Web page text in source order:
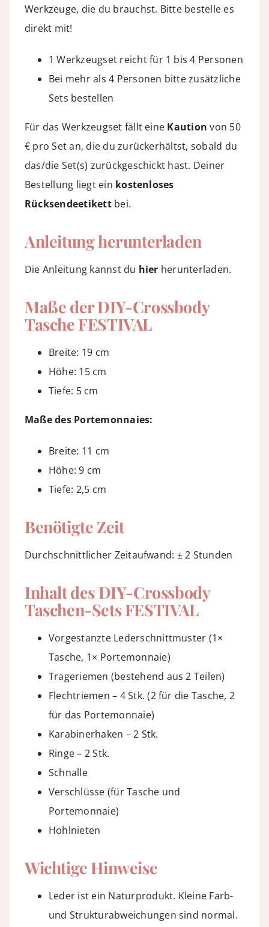
Werkzeuge, die du brauchst. Bitte bestelle es
direkt mit!
1 Werkzeugset reicht für 1 bis 4 Personen
Bei mehr als 4 Personen bitte zusätzliche
Sets bestellen
Für das Werkzeugset fällt eine Kaution von 50
€ pro Set an, die du zurückerhältst, sobald du
das/die Set(s) zurückgeschickt hast. Deiner
Bestellung liegt ein kostenloses
Rücksendeetikettbei.
Anleitung herunterladen
Die Anleitung kannst du hier herunterladen.
Maße der DIY-Crossbody
Tasche FESTIVAL
Breite: 19 cm
Höhe: 15 cm
Tiefe: 5 cm
Maße des Portemonnaies:
Breite: 11 cm
Höhe: 9 cm
Tiefe: 2,5 cm
Benötigte Zeit
Durchschnittlicher Zeitaufwand: ± 2 Stunden
Inhalt des DIY-Crossbody
Taschen-Sets FESTIVAL
Vorgestanzte Lederschnittmuster (1×
Tasche, 1× Portemonnaie)
Trageriemen (bestehend aus 2 Teilen)
Flechtriemen – 4 Stk. (2 für die Tasche, 2
für das Portemonnaie)
Karabinerhaken – 2 Stk.
Ringe – 2 Stk.
Schnalle
Verschlüsse (für Tasche und
Portemonnaie)
Hohlnieten
Wichtige Hinweise
Leder ist ein Naturprodukt. Kleine Farb-
und Strukturabweichungen sind normal.